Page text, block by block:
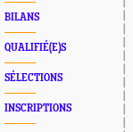
BILANS
QUALIFIÉ(E)S
SÉLECTIONS
INSCRIPTIONS